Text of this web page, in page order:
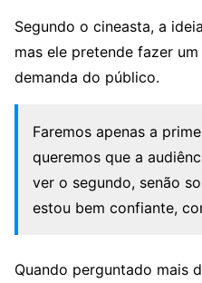
Segundo o cineasta, a
mas ele pretende fazer
demanda do público.
Faremos apenas a
queremos que a
ver o segundo, senão
estou bem confiante,
Quando perguntado mais